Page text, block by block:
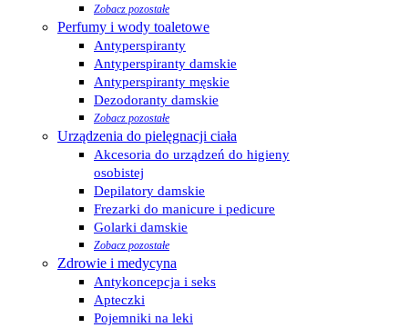
Zobacz pozostałe
Perfumy i wody toaletowe
Antyperspiranty
Antyperspiranty damskie
Antyperspiranty męskie
Dezodoranty damskie
Zobacz pozostałe
Urządzenia do pielęgnacji ciała
Akcesoria do urządzeń do higieny
osobistej
Depilatory damskie
Frezarki do manicure i pedicure
Golarki damskie
Zobacz pozostałe
Zdrowie i medycyna
Antykoncepcja i seks
Apteczki
Pojemniki na leki